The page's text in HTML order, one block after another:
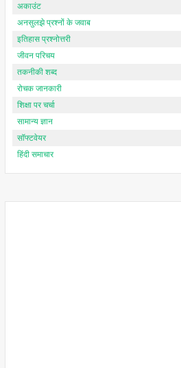
अकाउंट
अनसुलझे प्रश्नों के जवाब
इतिहास प्रश्नोत्तरी
जीवन परिचय
तकनीकी शब्द
रोचक जानकारी
शिक्षा पर चर्चा
सामान्य ज्ञान
सॉफ्टवेयर
हिंदी समाचार